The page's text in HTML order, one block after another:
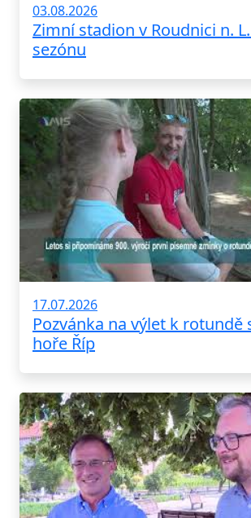
03.08.2026
Zimní stadion v Roudnici n.
sezónu
17.07.2026
Pozvánka na výlet k rotundě
hoře Říp